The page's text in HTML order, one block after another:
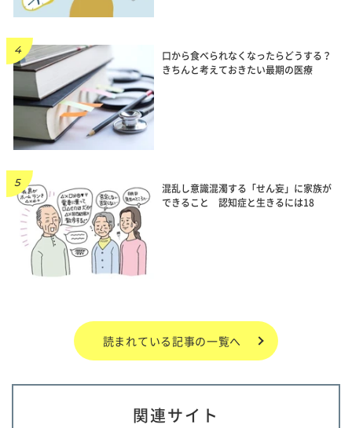
口から食べられなくなったらどうする？
きちんと考えておきたい最期の医療
混乱し意識混濁する「せん妄」に家族が
できること 認知症と生きるには18
読まれている記事の一覧へ
関連サイト